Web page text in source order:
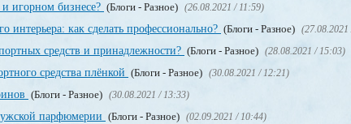
игорном бизнесе? (Блоги - Разное) (26.08.2021 / 11:59)
как сделать профессионально? (Блоги - Разное) (27.08.2021
средств и принадлежности? (Блоги - Разное) (28.08.2021 / 15:03)
средства плёнкой (Блоги - Разное) (30.08.2021 / 12:21)
(Блоги - Разное) (30.08.2021 / 13:33)
парфюмерии (Блоги - Разное) (02.09.2021 / 10:44)